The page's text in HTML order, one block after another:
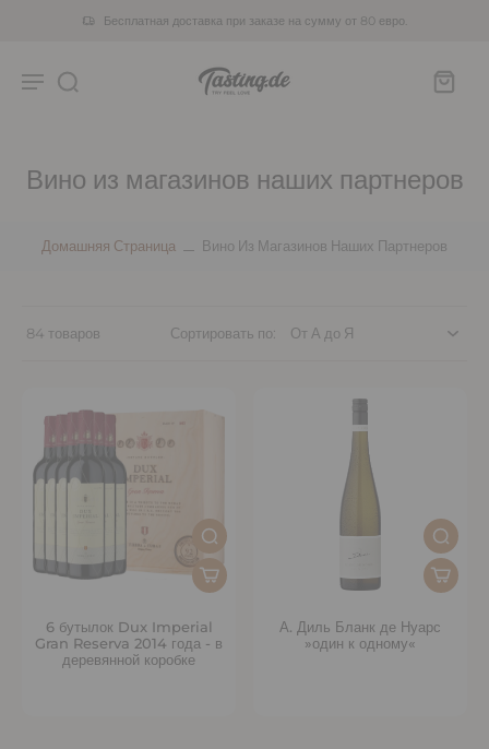
Бесплатная доставка при заказе на сумму от 80 евро.
Вино из магазинов наших партнеров
Домашняя Страница Вино Из Магазинов Наших Партнеров
84 товаров Сортировать по:
6 бутылок Dux Imperial
Gran Reserva 2014 года - в
деревянной коробке
А. Диль Бланк де Нуарс
»один к одному«